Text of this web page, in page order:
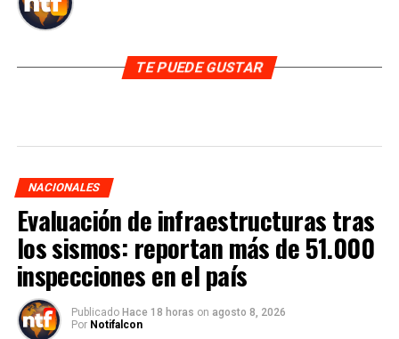
TE PUEDE GUSTAR
NACIONALES
Evaluación de infraestructuras tras
los sismos: reportan más de 51.000
inspecciones en el país
Publicado Hace 18 horas on agosto 8, 2026
Por Notifalcon